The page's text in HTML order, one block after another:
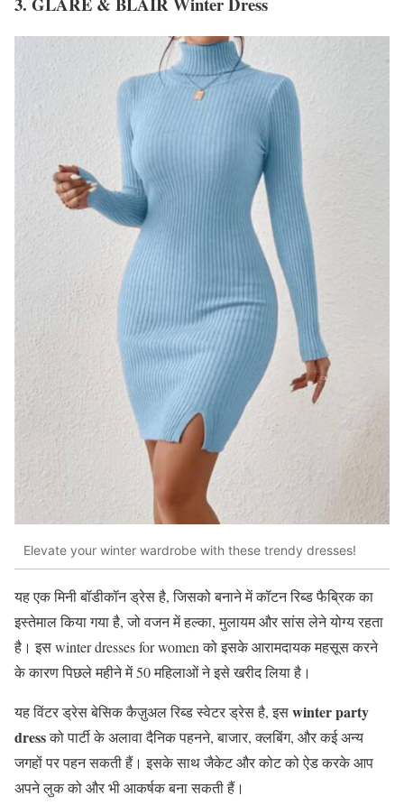
Elevate your winter wardrobe with these trendy dresses!
यह एक मिनी बॉडीकॉन ड्रेस है, जिसको बनाने में कॉटन रिब्ड फैब्रिक का
इस्तेमाल किया गया है, जो वजन में हल्का, मुलायम और सांस लेने योग्य रहता
है। इस winter dresses for women को इसके आरामदायक महसूस करने
के कारण पिछले महीने में 50 महिलाओं ने इसे खरीद लिया है।
यह विंटर ड्रेस बेसिक कैज़ुअल रिब्ड स्वेटर ड्रेस है, इसwinter party
dressको पार्टी के अलावा दैनिक पहनने, बाजार, क्लबिंग, और कई अन्य
जगहों पर पहन सकती हैं। इसके साथ जैकेट और कोट को ऐड करके आप
अपने लुक को और भी आकर्षक बना सकती हैं।